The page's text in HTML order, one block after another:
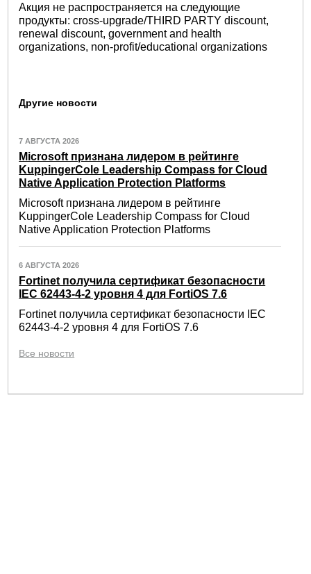
Акция не распространяется на следующие
продукты: cross-upgrade/THIRD PARTY discount,
renewal discount, government and health
organizations, non-profit/educational organizations
Другие новости
7 АВГУСТА 2026
Microsoft признана лидером в рейтинге
KuppingerCole Leadership Compass for Cloud
Native Application Protection Platforms
Microsoft признана лидером в рейтинге
KuppingerCole Leadership Compass for Cloud
Native Application Protection Platforms
6 АВГУСТА 2026
Fortinet получила сертификат безопасности
IEC 62443-4-2 уровня 4 для FortiOS 7.6
Fortinet получила сертификат безопасности IEC
62443-4-2 уровня 4 для FortiOS 7.6
Все новости